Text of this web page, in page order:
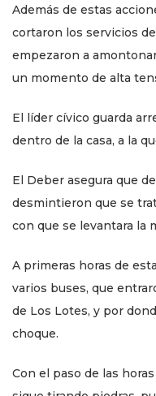
Además de estas
cortaron los servicios
empezaron a
un momento de alta
El líder cívico guarda
dentro de la casa, a la
El Deber asegura que
desmintieron que se
con que se levantara la
A primeras horas de
varios buses, que
de Los Lotes, y por
choque.
Con el paso de las